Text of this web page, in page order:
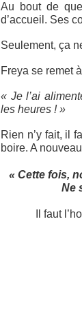
Au bout de
d’accueil. Ses
Seulement, ça
Freya se remet
« Je l’ai
les heures ! »
Rien n’y fait, il
boire. A
« Cette fois,
Ne
Il faut